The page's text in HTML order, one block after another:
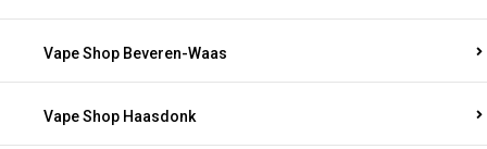
Vape Shop Beveren-Waas
Vape Shop Haasdonk